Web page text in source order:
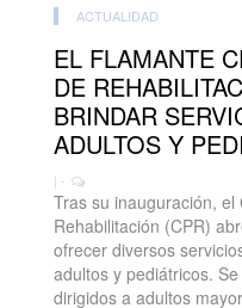
ACTUALIDAD
EL FLAMANTE
DE
BRINDAR
ADULTOS Y
| -
Tras su inauguración, el
Rehabilitación (CPR)
ofrecer diversos
adultos y pediátricos.
dirigidos a adultos